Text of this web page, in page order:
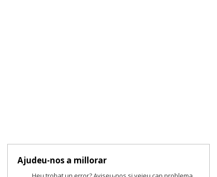
Ajudeu-nos a millorar